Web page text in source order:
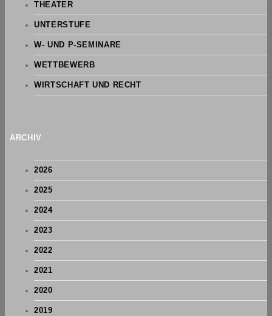
THEATER
UNTERSTUFE
W- UND P-SEMINARE
WETTBEWERB
WIRTSCHAFT UND RECHT
ARCHIV
2026
2025
2024
2023
2022
2021
2020
2019